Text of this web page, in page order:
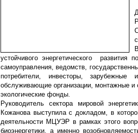
устойчивого энергетического
самоуправления, ведомств,
потребители, инвесторы,
обслуживающие организации, монтажные и
экологические фонды.
Руководитель сектора мировой
Кожанова выступила с докладом, в
деятельности МЦУЭР в рамках этого
биоэнергетики, а именно